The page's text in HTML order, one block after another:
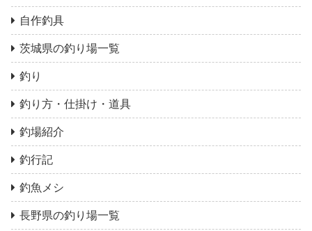
自作釣具
茨城県の釣り場一覧
釣り
釣り方・仕掛け・道具
釣場紹介
釣行記
釣魚メシ
長野県の釣り場一覧